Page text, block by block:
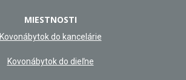
MIESTNOSTI
Kovonábytok do kancelárie
Kovonábytok do dieľne